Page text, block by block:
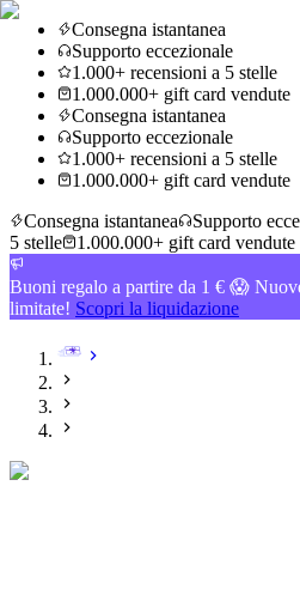
Consegna istantanea
Supporto eccezionale
1.000+ recensioni a 5 stelle
1.000.000+ gift card vendute
Consegna istantanea
Supporto eccezionale
1.000+ recensioni a 5 stelle
1.000.000+ gift card vendute
Consegna istantanea
Supporto
5 stelle
1.000.000+ gift card vendute
Buoni regalo a partire da 1 € 😱
limitate! Scopri la liquidazione